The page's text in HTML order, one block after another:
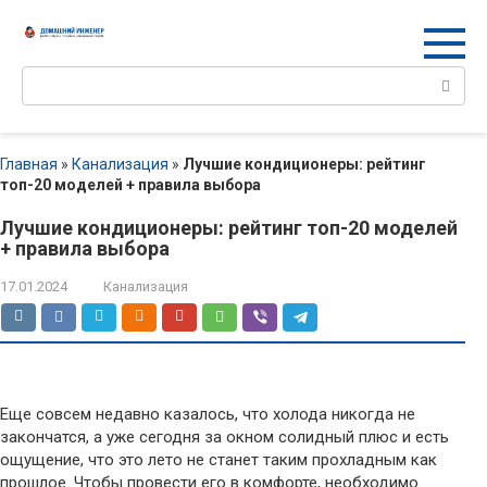
Поиск:
Главная » Канализация » Лучшие кондиционеры: рейтинг
топ-20 моделей + правила выбора
Лучшие кондиционеры: рейтинг топ-20 моделей
+ правила выбора
17.01.2024 Канализация
Еще совсем недавно казалось, что холода никогда не
закончатся, а уже сегодня за окном солидный плюс и есть
ощущение, что это лето не станет таким прохладным как
прошлое. Чтобы провести его в комфорте, необходимо